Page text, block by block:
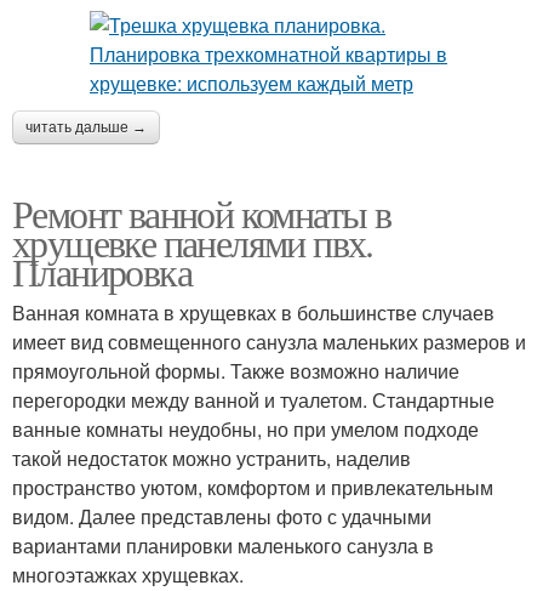
читать дальше →
Ремонт ванной комнаты в
хрущевке панелями пвх.
Планировка
Ванная комната в хрущевках в большинстве случаев
имеет вид совмещенного санузла маленьких размеров и
прямоугольной формы. Также возможно наличие
перегородки между ванной и туалетом. Стандартные
ванные комнаты неудобны, но при умелом подходе
такой недостаток можно устранить, наделив
пространство уютом, комфортом и привлекательным
видом. Далее представлены фото с удачными
вариантами планировки маленького санузла в
многоэтажках хрущевках.